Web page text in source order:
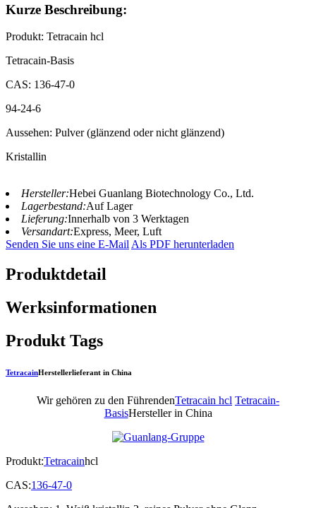
Kurze Beschreibung:
Produkt: Tetracain hcl
Tetracain-Basis
CAS: 136-47-0
94-24-6
Aussehen: Pulver (glänzend oder nicht glänzend)
Kristallin
Hersteller:Hebei Guanlang Biotechnology Co., Ltd.
Lagerbestand:Auf Lager
Lieferung:Innerhalb von 3 Werktagen
Versandart:Express, Meer, Luft
Senden Sie uns eine E-Mail Als PDF herunterladen
Produktdetail
Werksinformationen
Produkt Tags
TetracainHerstellerlieferant in China
Wir gehören zu den FührendenTetracain hcl Tetracain-
BasisHersteller in China
Produkt:Tetracainhcl
CAS:136-47-0